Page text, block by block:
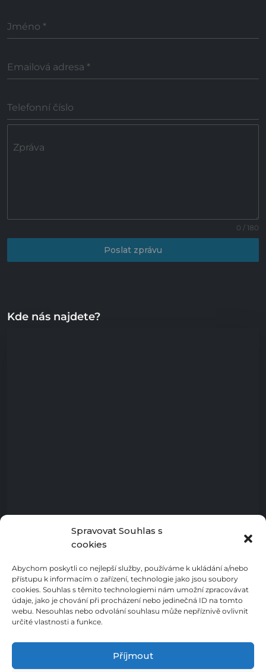
Spravovat Souhlas s
cookies
Abychom poskytli co nejlepší služby, používáme k ukládání a/nebo
přístupu k informacím o zařízení, technologie jako jsou soubory
cookies. Souhlas s těmito technologiemi nám umožní zpracovávat
údaje, jako je chování při procházení nebo jedinečná ID na tomto
webu. Nesouhlas nebo odvolání souhlasu může nepříznivě ovlivnit
určité vlastnosti a funkce.
Příjmout
Jméno *
Emailová adresa *
Telefonní číslo
Zpráva
0 / 180
Poslat zprávu
Kde nás najdete?